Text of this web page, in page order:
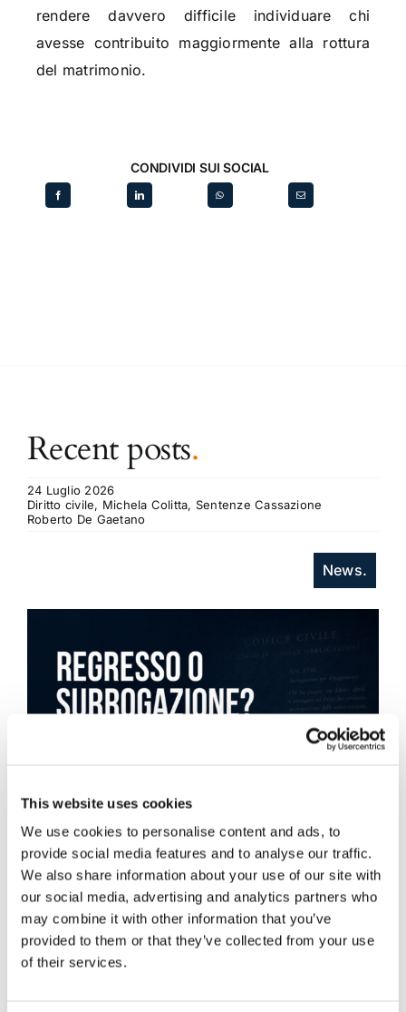
This website uses cookies
We use cookies to personalise content and ads, to
provide social media features and to analyse our traffic.
We also share information about your use of our site with
our social media, advertising and analytics partners who
may combine it with other information that you’ve
provided to them or that they’ve collected from your use
of their services.
rendere davvero difficile individuare chi
avesse contribuito maggiormente alla rottura
del matrimonio.
CONDIVIDI SUI SOCIAL
Recent posts.
24 Luglio 2026
Diritto civile, Michela Colitta, Sentenze Cassazione
Roberto De Gaetano
News.